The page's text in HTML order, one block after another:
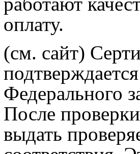
оплату.
(см. сайт)
Федерального
После
выдать